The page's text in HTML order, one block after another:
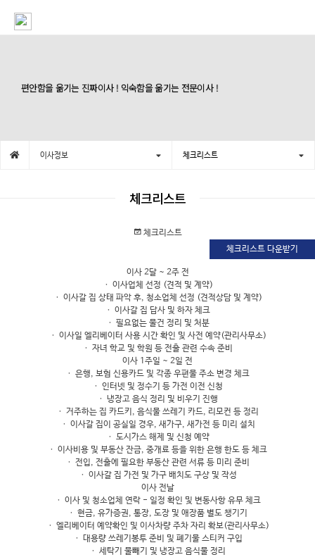
편안함을 옮기는 진짜이사 ! 익숙함을 옮기는 전문이사 !
이사정보 체크리스트
체크리스트
체크리스트
체크리스트 다운받기
이사 2달 ~ 2주 전
ㆍ 이사업체 선정 (견적 및 계약)
ㆍ 이사갈 집 상태 파악 후, 청소업체 선정 (견적상담 및 계약)
ㆍ 이사갈 집 답사 및 하자 체크
ㆍ 필요없는 물건 정리 및 처분
ㆍ 이사일 엘리베이터 사용 시간 확인 및 사전 예약(관리사무소)
ㆍ 자녀 학교 및 학원 등 전출 관련 수속 준비
이사 1주일 ~ 2일 전
ㆍ 은행, 보험 신용카드 및 각종 우편물 주소 변경 체크
ㆍ 인터넷 및 정수기 등 가전 이전 신청
ㆍ 냉장고 음식 정리 및 비우기 진행
ㆍ 거주하는 집 카드키, 음식물 쓰레기 카드, 리모컨 등 정리
ㆍ 이사갈 집이 공실일 경우, 새가구, 새가전 등 미리 설치
ㆍ 도시가스 해제 및 신청 예약
ㆍ 이사비용 및 부동산 잔금, 중개료 등을 위한 은행 한도 등 체크
ㆍ 전입, 전출에 필요한 부동산 관련 서류 등 미리 준비
ㆍ 이사갈 집 가전 및 가구 배치도 구상 및 작성
이사 전날
ㆍ 이사 및 청소업체 연락 - 일정 확인 및 변동사항 유무 체크
ㆍ 현금, 유가증권, 통장, 도장 및 애장품 별도 챙기기
ㆍ 엘리베이터 예약확인 및 이사차량 주차 자리 확보(관리사무소)
ㆍ 대용량 쓰레기봉투 준비 및 폐기물 스티커 구입
ㆍ 세탁기 물빼기 및 냉장고 음식물 정리